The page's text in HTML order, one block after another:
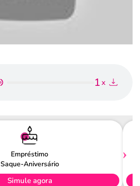
1 x
Empréstimo
Saque-Aniversário
Simule agora